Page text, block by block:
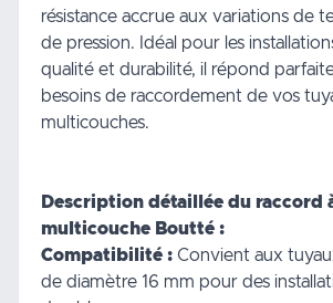
résistance accrue aux variations de
de pression. Idéal pour les
qualité et durabilité, il répond
besoins de raccordement de vos
multicouches.
Description détaillée du raccord
multicouche Boutté :
Compatibilité : Convient aux
de diamètre 16 mm pour des